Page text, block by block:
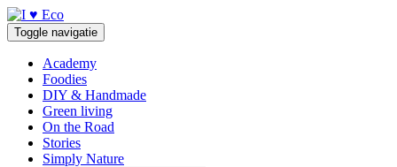
Doorgaan
naar
inhoud
Toggle navigatie
Academy
Foodies
DIY & Handmade
Green living
On the Road
Stories
Simply Nature